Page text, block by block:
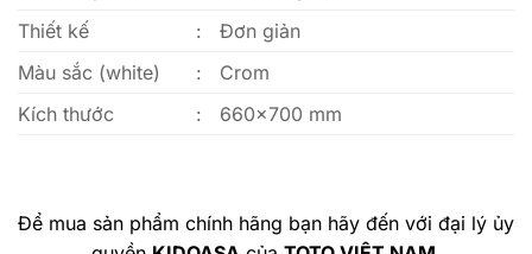
Thiết kế
:
Đơn giản
Màu sắc (white)
:
Crom
Kích thước
: 660×700 mm
Để mua sản phẩm chính hãng bạn hãy đến với đại lý ủy